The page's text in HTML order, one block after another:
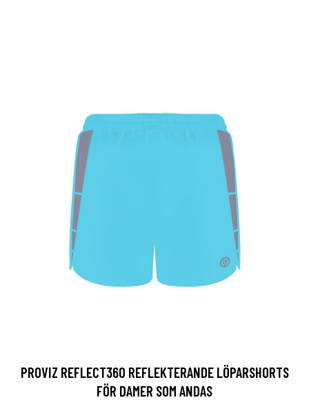
PROVIZ REFLECT360 REFLEKTERANDE LÖPARSHORTS
FÖR DAMER SOM ANDAS